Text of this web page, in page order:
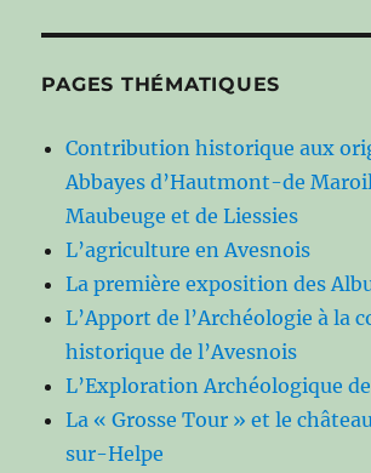
PAGES THÉMATIQUES
Contribution historique aux
Abbayes d’Hautmont-de
Maubeuge et de Liessies
L’agriculture en Avesnois
La première exposition des
L’Apport de l’Archéologie à la
historique de l’Avesnois
L’Exploration Archéologique
La « Grosse Tour » et le
sur-Helpe